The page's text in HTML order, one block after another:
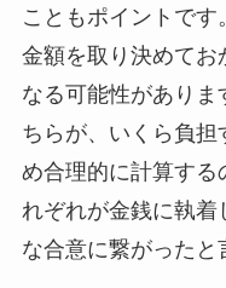
こともポイントで
金額を取り決めてお
なる可能性があり
ちらが、いくら負
め合理的に計算する
れぞれが金銭に執
な合意に繋がったと